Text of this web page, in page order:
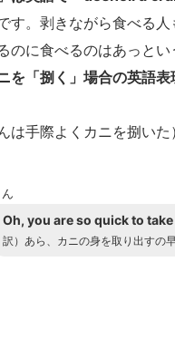
す。剥きながら食べる
のに食べるのはあっとい
を「捌く」場合の英語表
は手際よくカニを捌い
Oh, you are so quick to
訳）あら、カニの身を取り出すの